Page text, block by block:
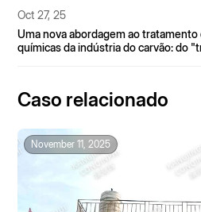
Nov 15, 25
Efeito simples, efeito duplo, efeito
melhorado o limite de eficiência
Caso relacionado
November 11, 2025